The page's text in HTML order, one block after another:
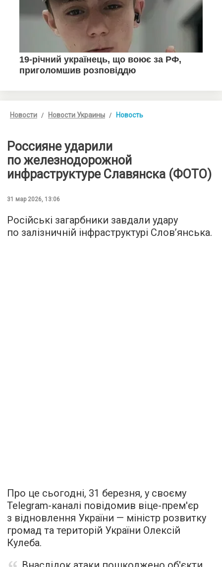
Новости Новости Украины Новость
Россияне ударили
по железнодорожной
инфраструктуре Славянска (ФОТО)
31 мар 2026, 13:06
Російські загарбники завдали удару
по залізничній інфраструктурі Слов’янська.
Про це сьогодні, 31 березня, у своєму
Telegram-каналі повідомив віце-прем'єр
з відновлення України — міністр розвитку
громад та територій України Олексій
Кулеба.